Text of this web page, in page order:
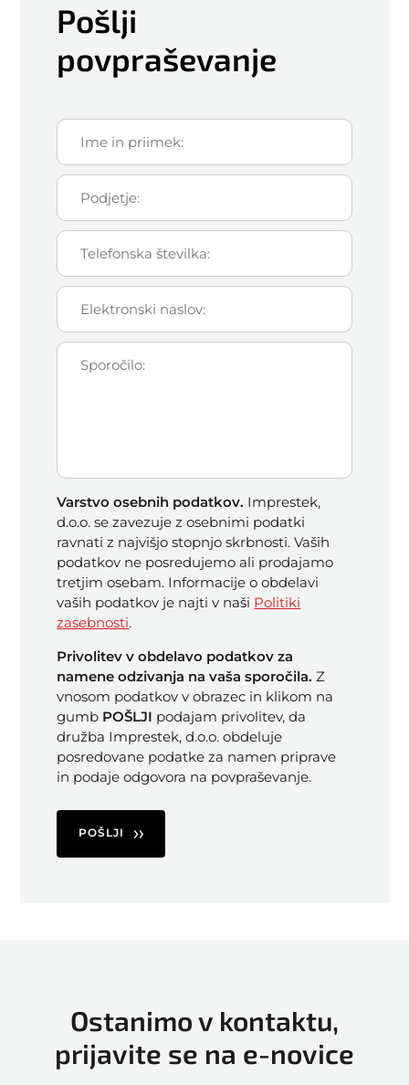
Pošlji
povpraševanje
Varstvo osebnih podatkov. Imprestek,
d.o.o. se zavezuje z osebnimi podatki
ravnati z najvišjo stopnjo skrbnosti. Vaših
podatkov ne posredujemo ali prodajamo
tretjim osebam. Informacije o obdelavi
vaših podatkov je najti v naši Politiki
zasebnosti.
Privolitev v obdelavo podatkov za
namene odzivanja na vaša sporočila. Z
vnosom podatkov v obrazec in klikom na
gumb POŠLJI podajam privolitev, da
družba Imprestek, d.o.o. obdeluje
posredovane podatke za namen priprave
in podaje odgovora na povpraševanje.
POŠLJI
Ostanimo v kontaktu,
prijavite se na e-novice